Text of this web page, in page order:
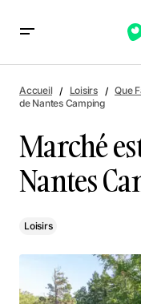
Accueil Loisirs Que
de Nantes Camping
Marché
Nantes
Loisirs